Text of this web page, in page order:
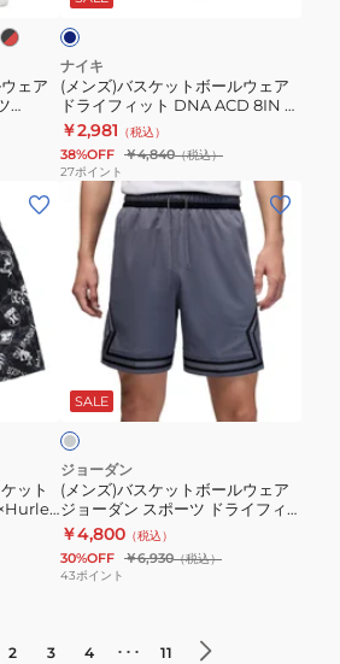
ツ
FQ2989-
041
グ
ラ
ム
シ
ョ
ー
ツ
ERAL99UHP012RSC001
ェア
ボ
ー
ル
ウ
ェ
ア
フ
DNA
ACD
8IN
シ
ョ
ー
ト
ナイキ
(メンズ)バスケットボールウェア
ドライフィット DNA ACD 8IN シ
ョート パンツ IQ8609-410
￥2,981 （税込）
38%OFF ￥4,840（税込）
27ポイント
ット
(メ
ズ)
バ
ト
ボ
ー
ル
ウ
ェ
ア
SALE
ジョーダン
(メンズ)バスケットボールウェア
ジョーダン スポーツ ドライフィ
ット メッシュ ダイアモンド ショ
ートパンツ HF9910-075
￥4,800 （税込）
30%OFF ￥6,930（税込）
43ポイント
2 3 4 ･･･ 11